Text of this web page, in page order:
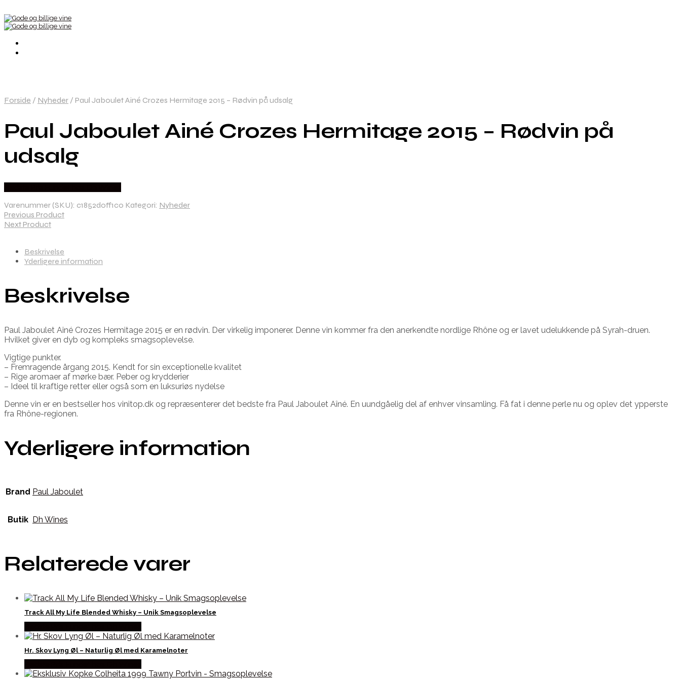
Forside / Nyheder / Paul Jaboulet Ainé Crozes Hermitage 2015 – Rødvin på udsalg
Paul Jaboulet Ainé Crozes Hermitage 2015 – Rødvin på
udsalg
Varenummer (SKU): c1852d0ff1c0 Kategori: Nyheder
Previous Product
Next Product
Beskrivelse
Yderligere information
Beskrivelse
Paul Jaboulet Ainé Crozes Hermitage 2015 er en rødvin. Der virkelig imponerer. Denne vin kommer fra den anerkendte nordlige Rhône og er lavet udelukkende på Syrah-druen.
Hvilket giver en dyb og kompleks smagsoplevelse.
Vigtige punkter.
– Fremragende årgang 2015. Kendt for sin exceptionelle kvalitet
– Rige aromaer af mørke bær. Peber og krydderier
– Ideel til kraftige retter eller også som en luksuriøs nydelse
Denne vin er en bestseller hos vinitop.dk og repræsenterer det bedste fra Paul Jaboulet Aîné. En uundgåelig del af enhver vinsamling. Få fat i denne perle nu og oplev det ypperste
fra Rhône-regionen.
Yderligere information
Brand Paul Jaboulet
Butik Dh Wines
Relaterede varer
Track All My Life Blended Whisky – Unik Smagsoplevelse
Hr. Skov Lyng Øl – Naturlig Øl med Karamelnoter